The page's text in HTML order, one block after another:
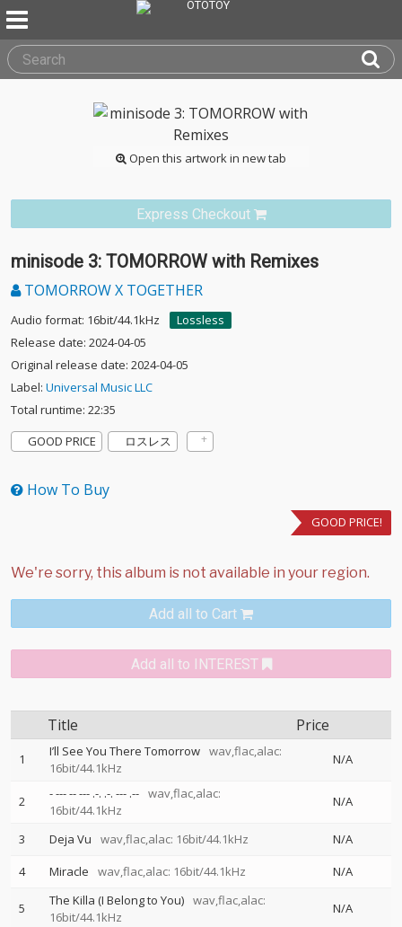
Open this artwork in new tab
Express Checkout
minisode 3: TOMORROW with Remixes
TOMORROW X TOGETHER
Audio format: 16bit/44.1kHz
Lossless
Release date: 2024-04-05
Original release date: 2024-04-05
Label: Universal Music LLC
Total runtime: 22:35
GOOD PRICE
ロスレス
How To Buy
GOOD PRICE!
Add all to Cart
Add all to INTEREST
Title Price
1 I’ll See You There Tomorrow wav,flac,alac:
16bit/44.1kHz
N/A
2 - --- -- --- .-. .-. --- .-- wav,flac,alac:
16bit/44.1kHz
N/A
3 Deja Vu wav,flac,alac: 16bit/44.1kHz
N/A
4
Miracle wav,flac,alac: 16bit/44.1kHz N/A
5 The Killa (I Belong to You) wav,flac,alac:
16bit/44.1kHz
N/A